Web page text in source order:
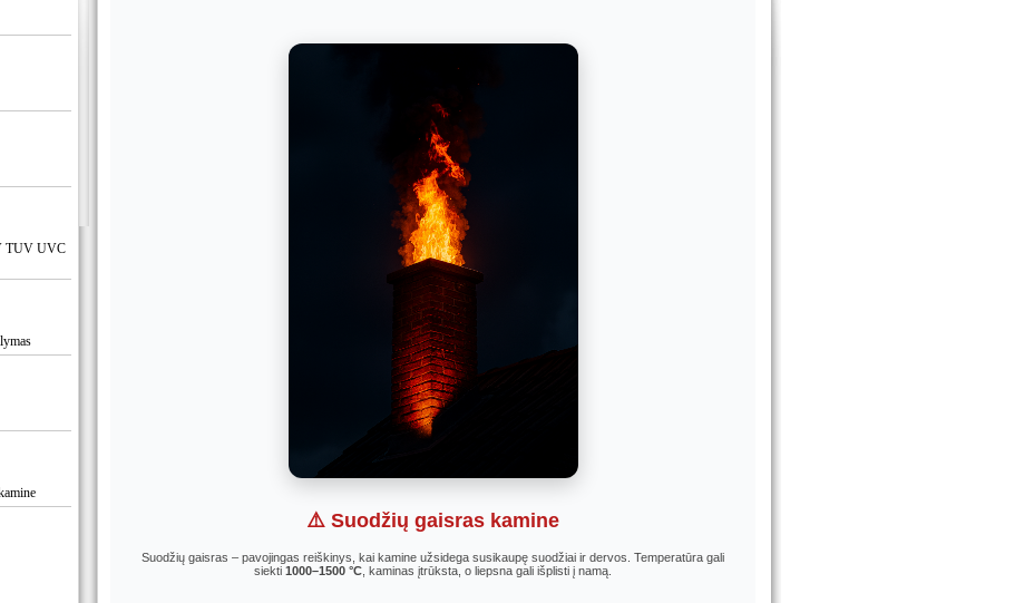
TUV UVC
⚠️ Suodžių gaisras kamine
Suodžių gaisras – pavojingas reiškinys, kai kamine užsidega susikaupę suodžiai ir dervos. Temperatūra gali
siekti 1000–1500 °C , kaminas įtrūksta, o liepsna gali išplisti į namą.